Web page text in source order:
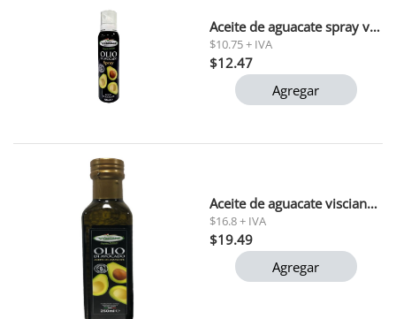
Aceite de aguacate spray visciano 100 ml
$10.75 + IVA
$12.47
Agregar
Aceite de aguacate visciano 250 ml
$16.8 + IVA
$19.49
Agregar